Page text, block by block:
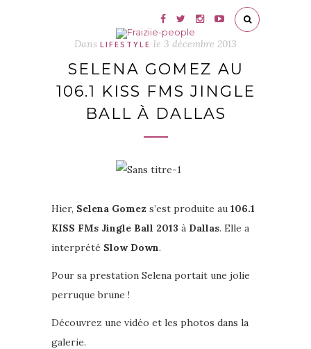
Dans LIFESTYLE le 3 décembre 2013
SELENA GOMEZ AU
106.1 KISS FMS JINGLE
BALL À DALLAS
Hier, Selena Gomez s’est produite au 106.1
KISS FMs Jingle Ball 2013 à Dallas. Elle a
interprété Slow Down.
Pour sa prestation Selena portait une jolie
perruque brune !
Découvrez une vidéo et les photos dans la
galerie.